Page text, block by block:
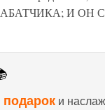
И ОН
и